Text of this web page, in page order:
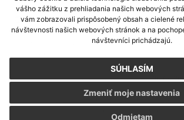
vášho zážitku z prehliadania našich webových
vám zobrazovali prispôsobený obsah a cielené
návštevnosti našich webových stránok a na
návštevníci prichádzajú.
SÚHLASÍM
Odmietam
Zmeniť moje nastavenia
využite možnosť získavania aktuálnych
CMS systém (redakčný) systém ECHELON 2,
webex.digital, s.r.o.,domény,
Posledná aktualizácia:
Vytlačiť stránku|Vyhlásenie o